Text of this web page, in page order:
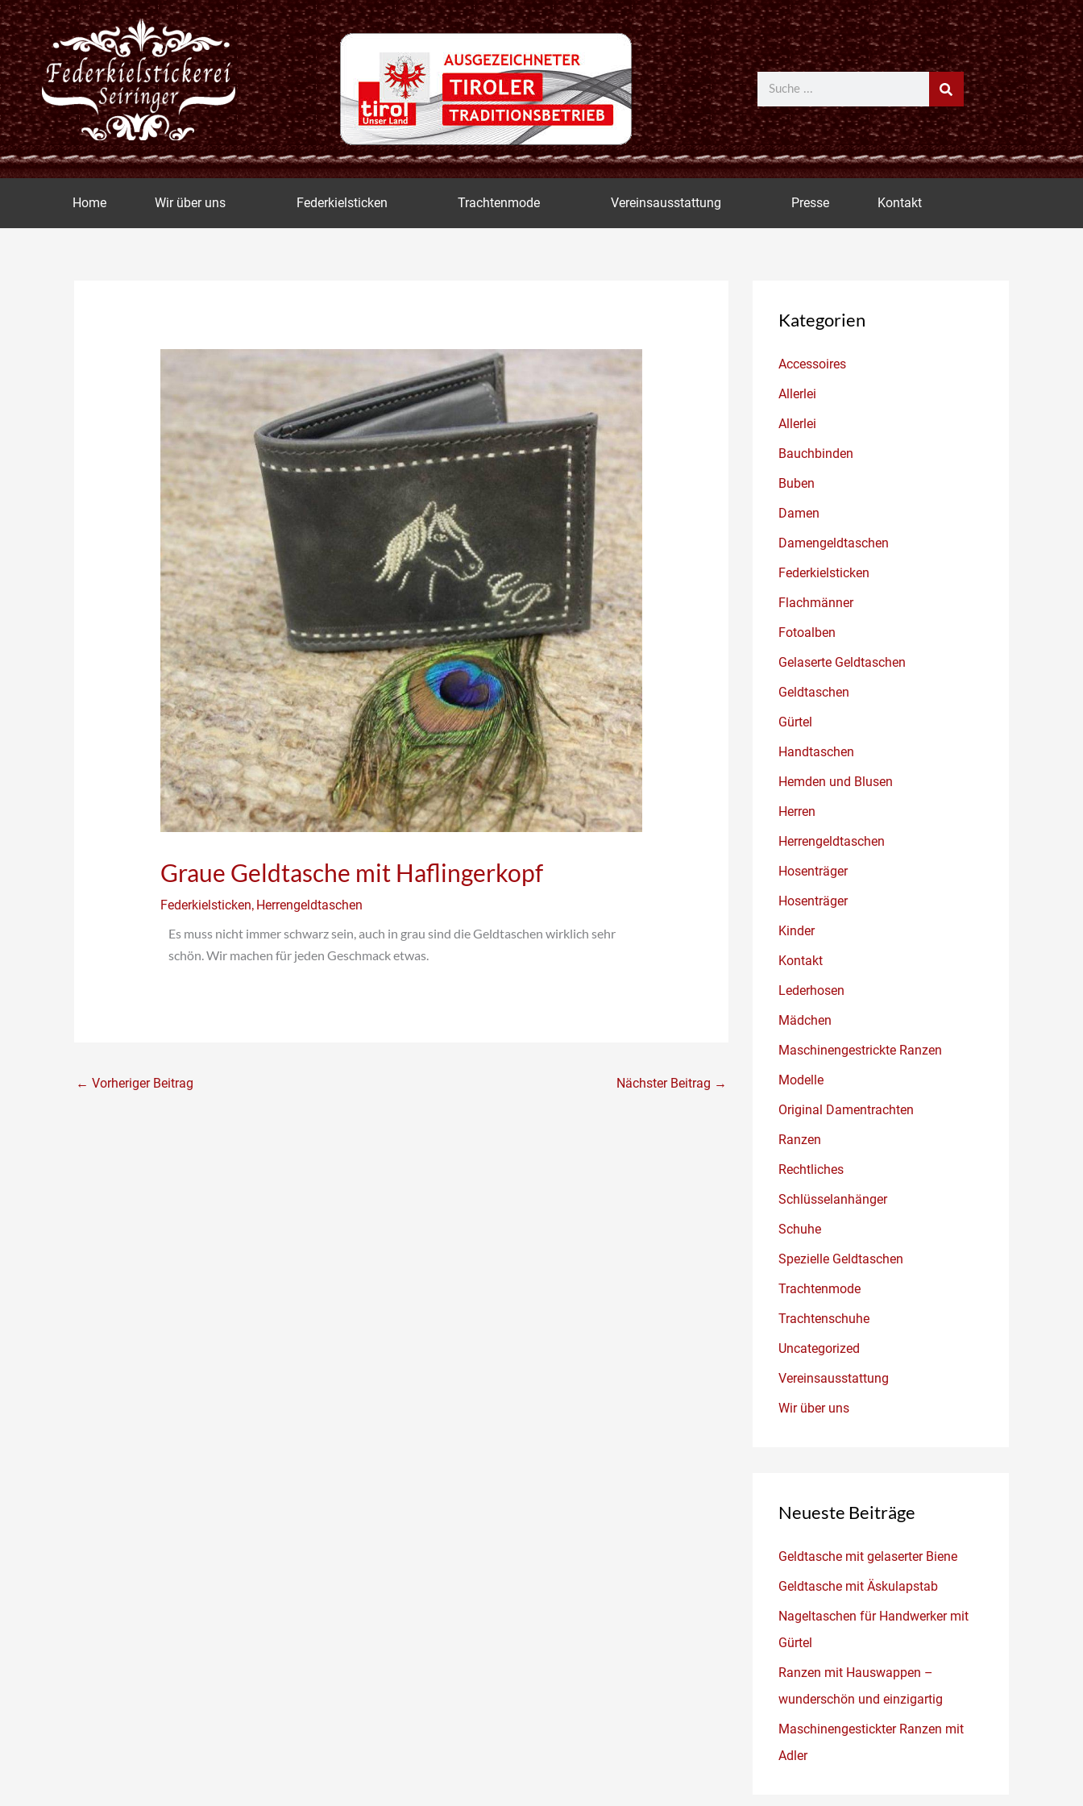
Zum
Inhalt
springen
Suche
Home Wir über uns Federkielsticken Trachtenmode Vereinsausstattung Presse Kontakt
Graue Geldtasche mit Haflingerkopf
Federkielsticken, Herrengeldtaschen
Es muss nicht immer schwarz sein, auch in grau sind die Geldtaschen wirklich sehr
schön. Wir machen für jeden Geschmack etwas.
← Vorheriger Beitrag Nächster Beitrag →
Kategorien
Accessoires
Allerlei
Allerlei
Bauchbinden
Buben
Damen
Damengeldtaschen
Federkielsticken
Flachmänner
Fotoalben
Gelaserte Geldtaschen
Geldtaschen
Gürtel
Handtaschen
Hemden und Blusen
Herren
Herrengeldtaschen
Hosenträger
Hosenträger
Kinder
Kontakt
Lederhosen
Mädchen
Maschinengestrickte Ranzen
Modelle
Original Damentrachten
Ranzen
Rechtliches
Schlüsselanhänger
Schuhe
Spezielle Geldtaschen
Trachtenmode
Trachtenschuhe
Uncategorized
Vereinsausstattung
Wir über uns
Neueste Beiträge
Geldtasche mit gelaserter Biene
Geldtasche mit Äskulapstab
Nageltaschen für Handwerker mit
Gürtel
Ranzen mit Hauswappen –
wunderschön und einzigartig
Maschinengestickter Ranzen mit
Adler